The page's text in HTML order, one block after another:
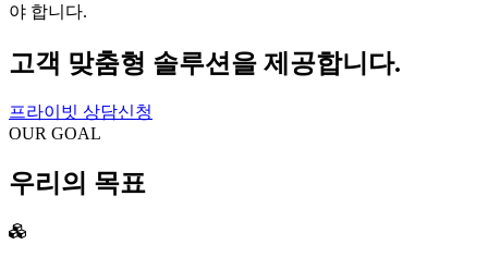
야 합니다.
고객 맞춤형 솔루션을 제공합니다.
프라이빗 상담신청
OUR GOAL
우리의 목표